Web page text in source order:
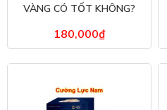
VÀNG CÓ TỐT KHÔNG?
HÃNG
180,000₫